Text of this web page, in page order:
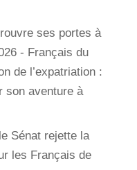
ses portes à
- Français du
de l’expatriation :
son aventure à
Sénat rejette la
les Français de